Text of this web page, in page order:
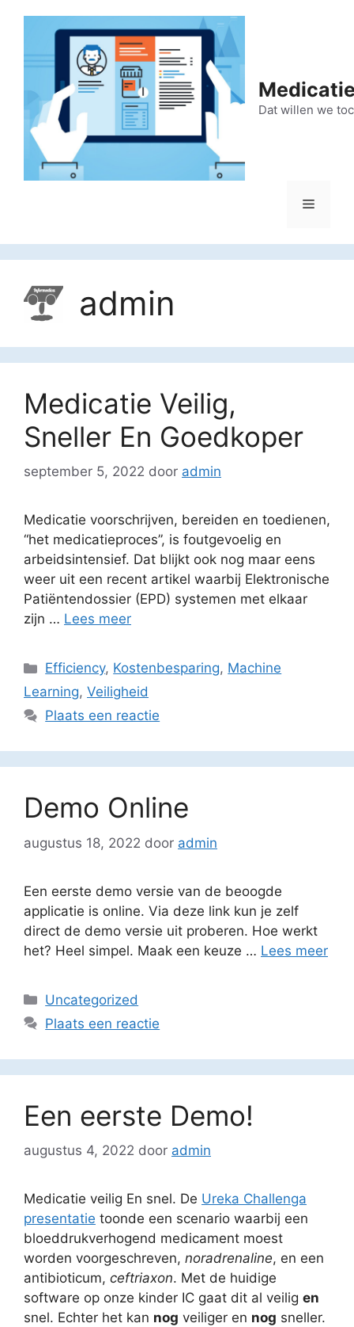
inhoud
Dat willen we
Menu
admin
Medicatie Veilig,
Sneller En Goedkoper
september 5, 2022 door admin
Medicatie voorschrijven, bereiden en toedienen,
“het medicatieproces”, is foutgevoelig en
arbeidsintensief. Dat blijkt ook nog maar eens
weer uit een recent artikel waarbij Elektronische
Patiëntendossier (EPD) systemen met elkaar
zijn … Lees meer
Categorieën
Efficiency, Kostenbesparing, Machine
Learning, Veiligheid
Plaats een reactie
Demo Online
augustus 18, 2022 door admin
Een eerste demo versie van de beoogde
applicatie is online. Via deze link kun je zelf
direct de demo versie uit proberen. Hoe werkt
het? Heel simpel. Maak een keuze … Lees meer
Categorieën
Uncategorized
Plaats een reactie
Een eerste Demo!
augustus 4, 2022 door admin
Medicatie veilig En snel. De Ureka Challenga
presentatie toonde een scenario waarbij een
bloeddrukverhogend medicament moest
worden voorgeschreven, noradrenaline, en een
antibioticum, ceftriaxon. Met de huidige
software op onze kinder IC gaat dit al veilig en
snel. Echter het kan nog veiliger en nog sneller.